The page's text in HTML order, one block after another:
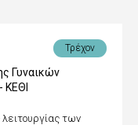
Τρέχον
Γυναικών
των